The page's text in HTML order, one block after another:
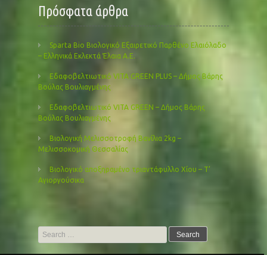
Πρόσφατα άρθρα
Sparta Bio Βιολογικό Εξαιρετικό Παρθένο Ελαιόλαδο
– Ελληνικά Εκλεκτά Έλαια Α.Ε.
Εδαφοβελτιωτικό VITA GREEN PLUS – Δήμος Βάρης
Βούλας Βουλιαγμένης
Εδαφοβελτιωτικό VITA GREEN – Δήμος Βάρης
Βούλας Βουλιαγμένης
Βιολογική Μελισσοτροφή Βανίλια 2kg –
Μελισσοκομική Θεσσαλίας
Βιολογικό αποξηραμένο τριαντάφυλλο Χίου – Τ’
Αγιοργούσικα
Search
for: